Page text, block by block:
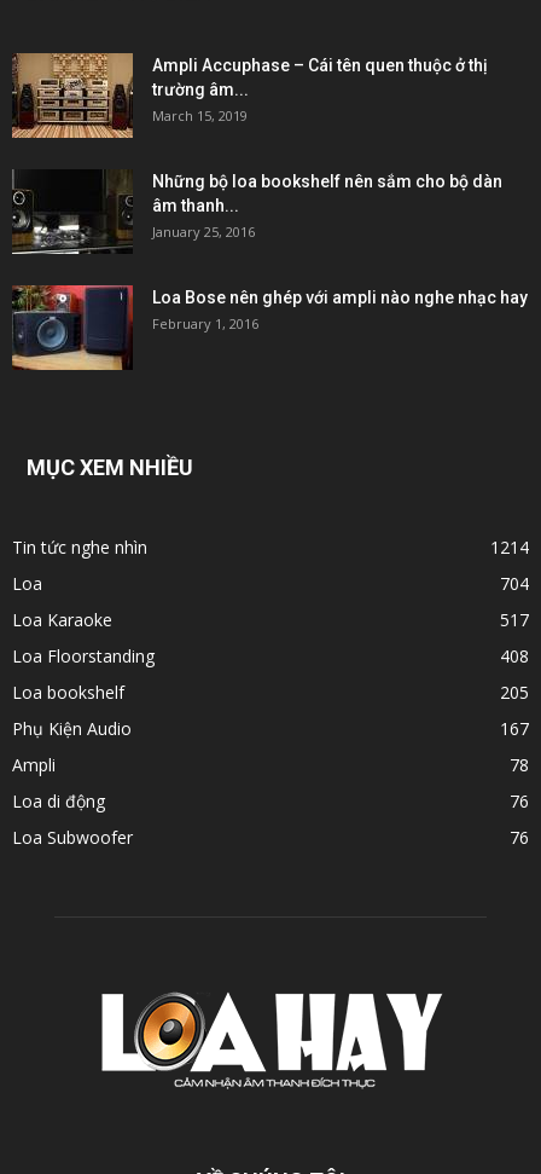
Ampli Accuphase – Cái tên quen thuộc ở thị
trường âm...
March 15, 2019
Những bộ loa bookshelf nên sắm cho bộ dàn
âm thanh...
January 25, 2016
Loa Bose nên ghép với ampli nào nghe nhạc hay
February 1, 2016
MỤC XEM NHIỀU
Tin tức nghe nhìn
1214
Loa
704
Loa Karaoke
517
Loa Floorstanding
408
Loa bookshelf
205
Phụ Kiện Audio
167
Ampli
78
Loa di động
76
Loa Subwoofer
76